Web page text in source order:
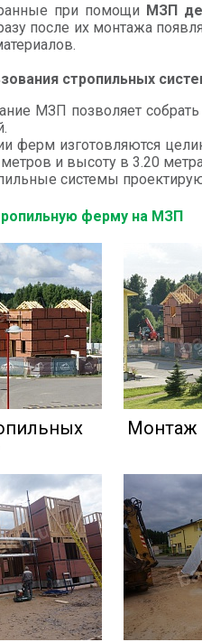
при помощи МЗП
после их монтажа
стропильных
МЗП позволяет
ферм изготовляются
и высоту в 3.20
системы
ферму на МЗП
Монтаж